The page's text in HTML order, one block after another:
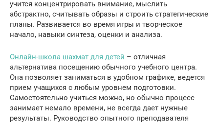
учится концентрировать внимание, мыслить
абстрактно, считывать образы и строить стратегические
планы. Развивается во время игры и творческое
начало, навыки синтеза, оценки и анализа.
Онлайн-школа шахмат для детей – отличная
альтернатива посещению обычного учебного центра.
Она позволяет заниматься в удобном графике, ведется
прием учащихся с любым уровнем подготовки.
Самостоятельно учиться можно, но обычно процесс
занимает немало времени, не всегда дает нужные
результаты. Руководство опытного преподавателя